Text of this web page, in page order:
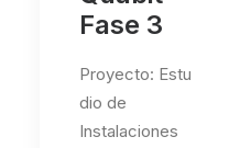
Fase 3
Proyecto: Estu
dio de
Instalaciones